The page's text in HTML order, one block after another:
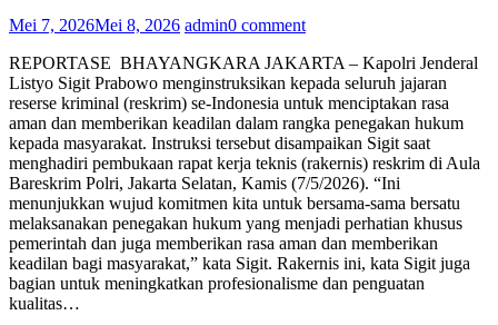
Mei 7, 2026Mei 8, 2026 admin0 comment
REPORTASE BHAYANGKARA JAKARTA – Kapolri Jenderal
Listyo Sigit Prabowo menginstruksikan kepada seluruh jajaran
reserse kriminal (reskrim) se-Indonesia untuk menciptakan rasa
aman dan memberikan keadilan dalam rangka penegakan hukum
kepada masyarakat. Instruksi tersebut disampaikan Sigit saat
menghadiri pembukaan rapat kerja teknis (rakernis) reskrim di Aula
Bareskrim Polri, Jakarta Selatan, Kamis (7/5/2026). “Ini
menunjukkan wujud komitmen kita untuk bersama-sama bersatu
melaksanakan penegakan hukum yang menjadi perhatian khusus
pemerintah dan juga memberikan rasa aman dan memberikan
keadilan bagi masyarakat,” kata Sigit. Rakernis ini, kata Sigit juga
bagian untuk meningkatkan profesionalisme dan penguatan
kualitas…